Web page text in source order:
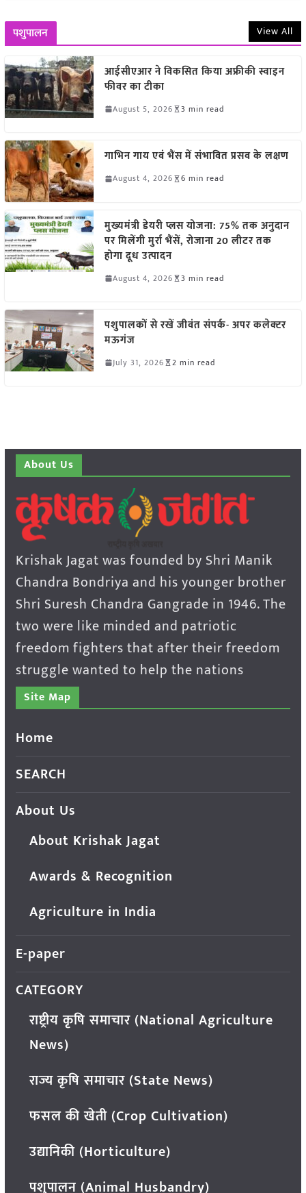
पशुपालन View All
आईसीएआर ने विकसित किया अफ्रीकी स्वाइन
फीवर का टीका
August 5, 2026 3 min read
गाभिन गाय एवं भैंस में संभावित प्रसव के लक्षण
August 4, 2026 6 min read
मुख्यमंत्री डेयरी प्लस योजना: 75% तक अनुदान
पर मिलेंगी मुर्रा भैंसें, रोजाना 20 लीटर तक
होगा दूध उत्पादन
August 4, 2026 3 min read
पशुपालकों से रखें जीवंत संपर्क- अपर कलेक्टर
मऊगंज
July 31, 2026 2 min read
About Us
Krishak Jagat was founded by Shri Manik
Chandra Bondriya and his younger brother
Shri Suresh Chandra Gangrade in 1946. The
two were like minded and patriotic
freedom fighters that after their freedom
struggle wanted to help the nations
Site Map
Home
SEARCH
About Us
About Krishak Jagat
Awards & Recognition
Agriculture in India
E-paper
CATEGORY
राष्ट्रीय कृषि समाचार (National Agriculture
News)
राज्य कृषि समाचार (State News)
फसल की खेती (Crop Cultivation)
उद्यानिकी (Horticulture)
पशुपालन (Animal Husbandry)